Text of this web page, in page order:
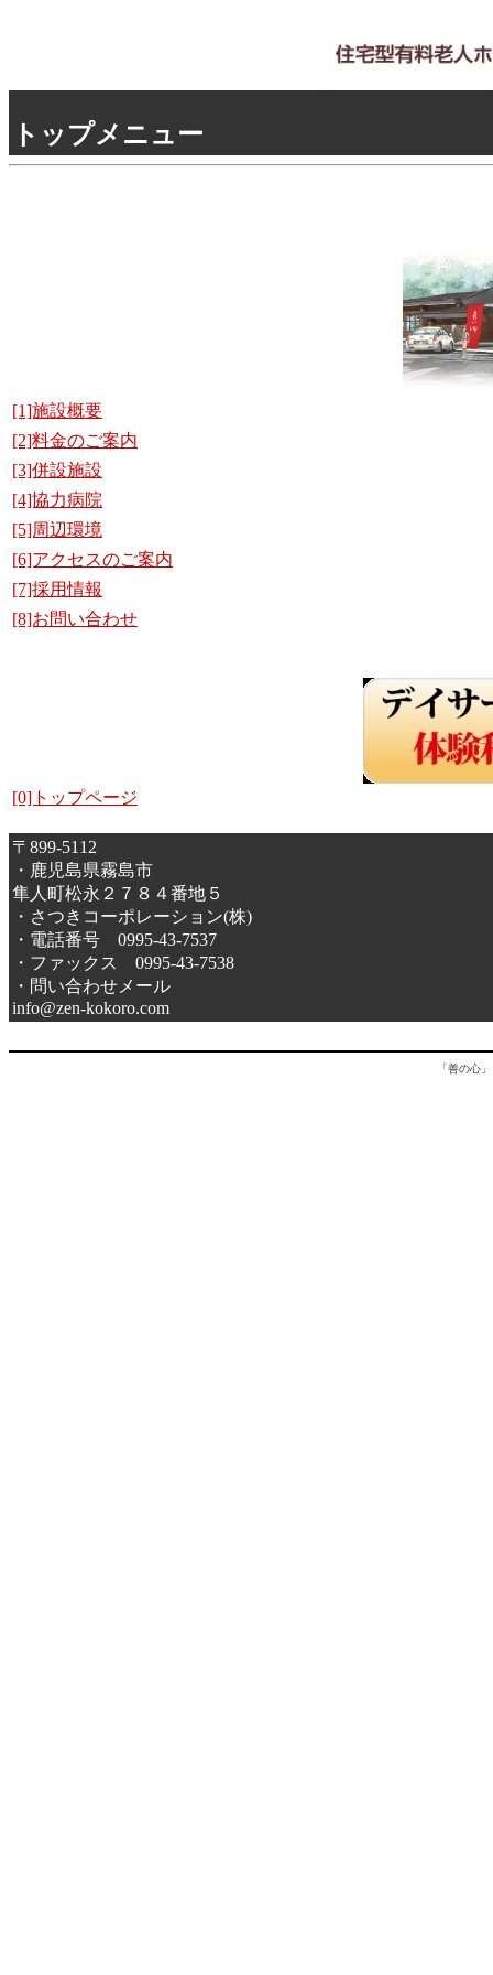
トップメニュー
[1]施設概要
[2]料金のご案内
[3]併設施設
[4]協力病院
[5]周辺環境
[6]アクセスのご案内
[7]採用情報
[8]お問い合わせ
[0]トップページ
〒899-5112
・鹿児島県霧島市
隼人町松永２７８４番地５
・さつきコーポレーション(株)
・電話番号 0995-43-7537
・ファックス 0995-43-7538
・問い合わせメール
info@zen-kokoro.com
「善の心